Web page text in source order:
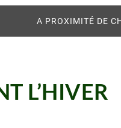
A PROXIMITÉ DE
L’HIVER